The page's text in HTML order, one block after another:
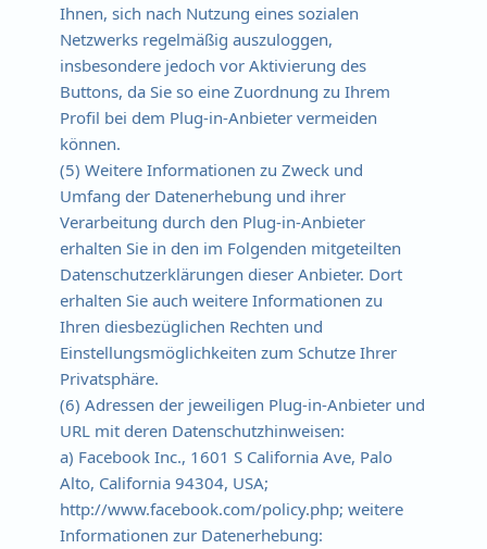
Ihnen, sich nach Nutzung eines sozialen
Netzwerks regelmäßig auszuloggen,
insbesondere jedoch vor Aktivierung des
Buttons, da Sie so eine Zuordnung zu Ihrem
Profil bei dem Plug-in-Anbieter vermeiden
können.
(5) Weitere Informationen zu Zweck und
Umfang der Datenerhebung und ihrer
Verarbeitung durch den Plug-in-Anbieter
erhalten Sie in den im Folgenden mitgeteilten
Datenschutzerklärungen dieser Anbieter. Dort
erhalten Sie auch weitere Informationen zu
Ihren diesbezüglichen Rechten und
Einstellungsmöglichkeiten zum Schutze Ihrer
Privatsphäre.
(6) Adressen der jeweiligen Plug-in-Anbieter und
URL mit deren Datenschutzhinweisen:
a) Facebook Inc., 1601 S California Ave, Palo
Alto, California 94304, USA;
http://www.facebook.com/policy.php; weitere
Informationen zur Datenerhebung: